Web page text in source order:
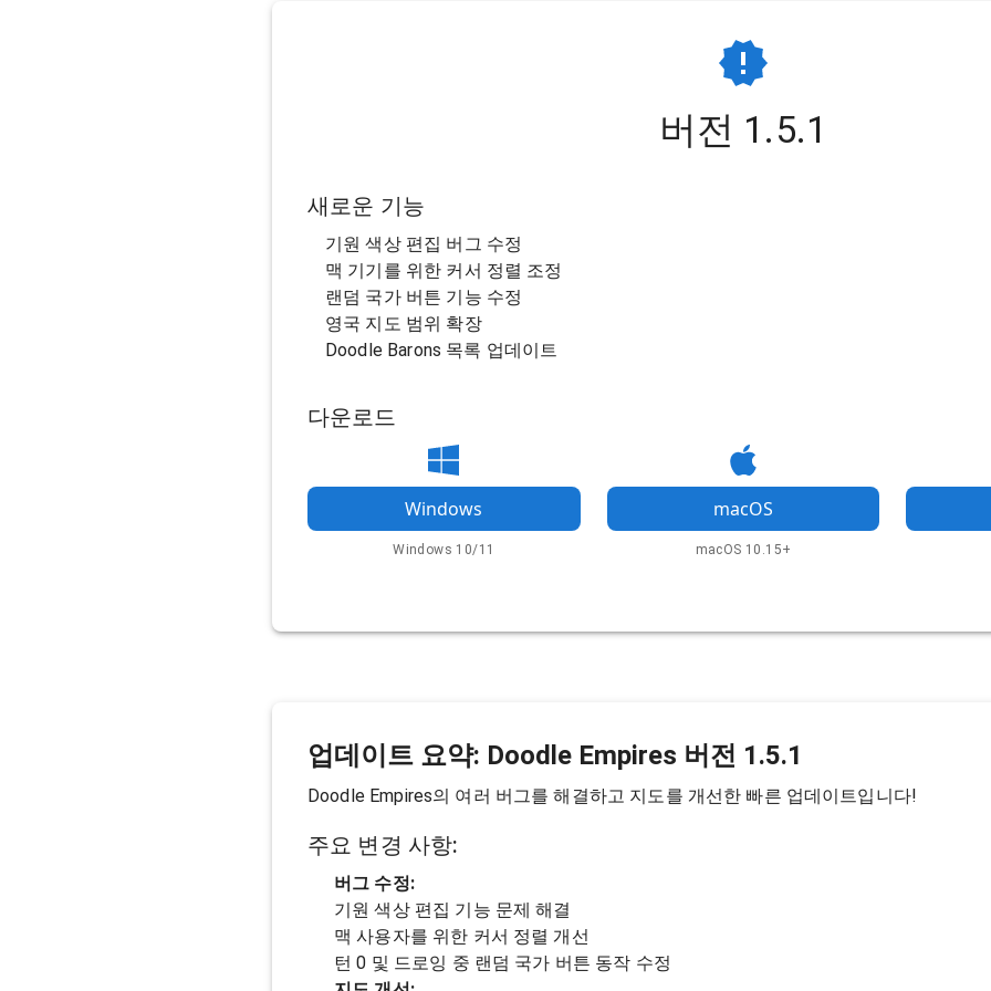
버전 1.5.1
새로운 기능
기원 색상 편집 버그 수정
맥 기기를 위한 커서 정렬 조정
랜덤 국가 버튼 기능 수정
영국 지도 범위 확장
Doodle Barons 목록 업데이트
다운로드
Windows
Windows 10/11
macOS
macOS 10.15+
업데이트 요약: Doodle Empires 버전 1.5.1
Doodle Empires의 여러 버그를 해결하고 지도를 개선한 빠른 업데이트입니다!
주요 변경 사항:
버그 수정:
기원 색상 편집 기능 문제 해결
맥 사용자를 위한 커서 정렬 개선
턴 0 및 드로잉 중 랜덤 국가 버튼 동작 수정